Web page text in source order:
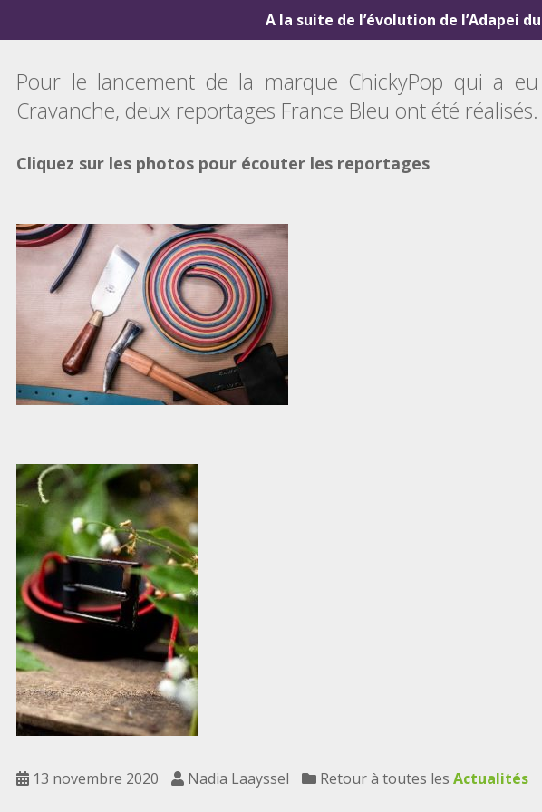
A la suite de l’évolution de l’Adapei
Pour le lancement de la marque ChickyPop qui a
Cravanche, deux reportages France Bleu ont été réalisés.
Cliquez sur les photos pour écouter les reportages
13 novembre 2020 Nadia Laayssel Retour à toutes lesActualités